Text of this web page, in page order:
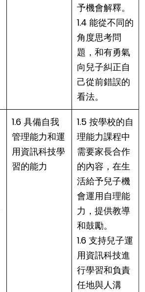
予機會解釋。
1.4 能從不同的
角度思考問
題，和有勇氣
向兒子糾正自
己從前錯誤的
看法。
1.6 具備自我
管理能力和運
用資訊科技學
習的能力
1.5 按學校的自
理能力課程中
需要家長合作
的內容，在生
活給予兒子機
會運用自理能
力，提供教導
和鼓勵。
1.6 支持兒子運
用資訊科技進
行學習和負責
任地與人溝